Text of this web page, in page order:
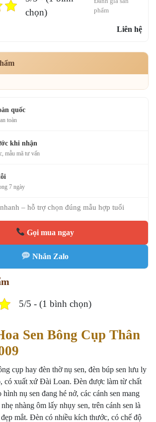
chọn)
phẩm
Liên hệ
quốc
toàn
khi nhận
mẫu mã tư vấn
7 ngày
– hỗ trợ chọn đúng mẫu hợp tuổi
Gọi mua ngay
Nhắn Zalo
5/5 - (1 bình chọn)
Sen Bông Cụp Thân
cụp hay đèn thờ nụ sen, đèn búp sen lưu ly
có xuất xứ Đài Loan. Đèn được làm từ chất
nụ sen đang hé nở, các cánh sen mang
nhàng ôm lấy nhụy sen, trên cánh sen là
mắt. Đèn có nhiều kích thước, có chế độ